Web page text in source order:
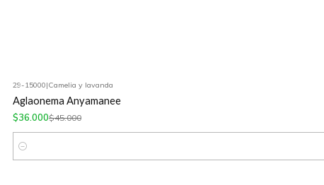
-20%
29-15000|Camelia y lavanda
Aglaonema Anyamanee
$36.000$45.000
Cantidad